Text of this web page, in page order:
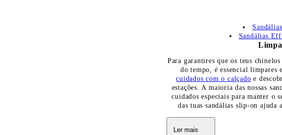
Sandálias
Para garantires que os teus
do tempo, é essencial limpares
cuidados com o calçado e
estações. A maioria das nossas
cuidados especiais para manter o
das tuas sandálias slip-on ajuda
Ler mais